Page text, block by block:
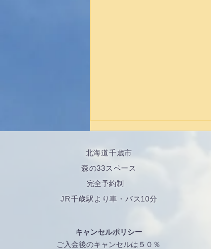
北海道千歳市
森の33スペース
完全予約制
​JR千歳駅より車・バス10分
キャンセルポリシー
ご入金後のキャンセルは５０％